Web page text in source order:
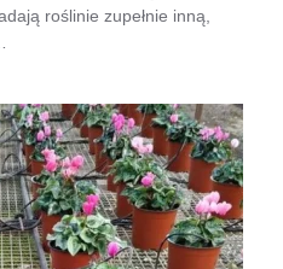
roślinie zupełnie inną,